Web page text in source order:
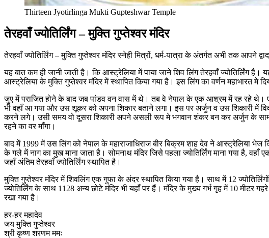
Thirteen Jyotirlinga Mukti Gupteshwar Temple
तेरहवाँ ज्योतिर्लिंग – मुक्ति गुप्तेश्वर मंदिर
तेरहवाँ ज्योतिर्लिंग – मुक्ति गुप्तेश्वर मंदिर स्नेही मित्रों, धर्म-यात्रा के अंतर्गत अभी तक आपने
यह बात कम ही जानी जाती है। कि आस्ट्रेलिया में पाया जाने शिव लिंग तेरहवाँ ज्योतिर्लिंग है।
आस्ट्रेलिया के मुक्ति गुप्तेश्वर मंदिर में स्थापित किया गया है। इस लिंग का वर्णन महाभारत मे
जुए में पराजित होने के बाद जब पांडव वन वास में थे। तब वे नेपाल के एक आश्रम में रह रहे
भी वहाँ आ गया और उस शूकर को अपना शिकार बताने लगा। इस पर अर्जुन व उस शिकारी में
करने लगे। उसी समय वो दूसरा शिकारी अपने असली रूप मे भगवान शंकर बन कर अर्जुन के
रहने का वर माँगा।
बाद में 1999 में उस लिंग को नेपाल के महाराजाधिराज बीर बिक्रम शाह देव ने आस्ट्रेलिया भेज
के गले में नाग का मुख माना जाता है। सोमनाथ मंदिर जिसे पहला ज्योतिर्लिंग माना गया है,
जहाँ अंतिम तेरहवाँ ज्योतिर्लिंग स्थापित है।
मुक्ति गुप्तेश्वर मंदिर में शिवलिंग एक गुफा के अंदर स्थापित किया गया है। साथ में 12
ज्योतिर्लिंग के साथ 1128 अन्य छोटे मंदिर भी यहाँ पर हैं। मंदिर के मुख्य गर्भ गृह में 10
रखा गया है।
हर-हर महादेव
जय मुक्ति गुप्तेश्वर
श्री कृष्ण शरणम ममः